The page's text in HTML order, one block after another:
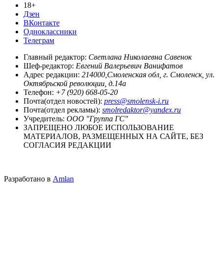
18+
Дзен
ВКонтакте
Одноклассники
Телеграм
Главный редактор: Светлана Николаевна Савенок
Шеф-редактор: Евгений Валерьевич Ванифатов
Адрес редакции: 214000,Смоленская обл, г. Смоленск, ул.
Октябрьской революции, д.14а
Телефон: +7 (920) 668-05-20
Почта(отдел новостей): press@smolensk-i.ru
Почта(отдел рекламы): smolredaktor@yandex.ru
Учредитель: ООО "Группа ГС"
ЗАПРЕЩЕНО ЛЮБОЕ ИСПОЛЬЗОВАНИЕ
МАТЕРИАЛОВ, РАЗМЕЩЕННЫХ НА САЙТЕ, БЕЗ
СОГЛАСИЯ РЕДАКЦИИ
Разработано в Amlan